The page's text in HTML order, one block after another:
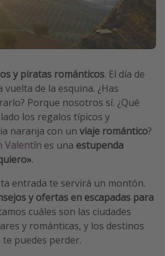
y otros destinos
y piratas románticos. El día de
vuelta de la esquina. ¿Has
Porque nosotros sí. ¿Qué
los regalos típicos y
naranja con un viaje romántico?
Valentín es una estupenda
.
entrada te servirá un montón.
y ofertas en escapadas para
cuáles son las ciudades
y románticas, y los destinos
puedes perder.